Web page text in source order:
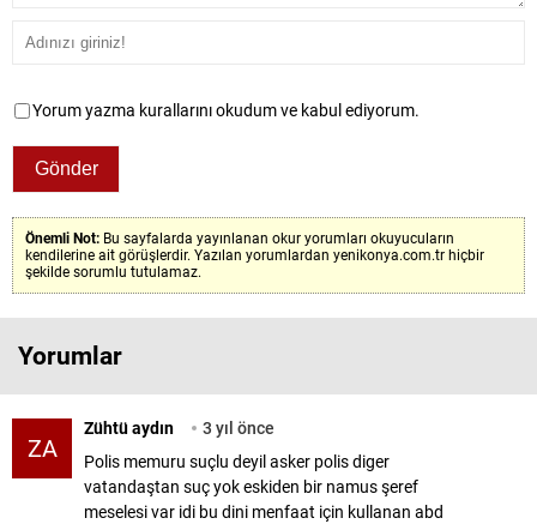
Yorum yazma kurallarını okudum ve kabul ediyorum.
Önemli Not: Bu sayfalarda yayınlanan okur yorumları okuyucuların
kendilerine ait görüşlerdir. Yazılan yorumlardan yenikonya.com.tr hiçbir
şekilde sorumlu tutulamaz.
Yorumlar
ZA
Zühtü aydın
3 yıl önce
Polis memuru suçlu deyil asker polis diger
vatandaştan suç yok eskiden bir namus şeref
meselesi var idi bu dini menfaat için kullanan abd